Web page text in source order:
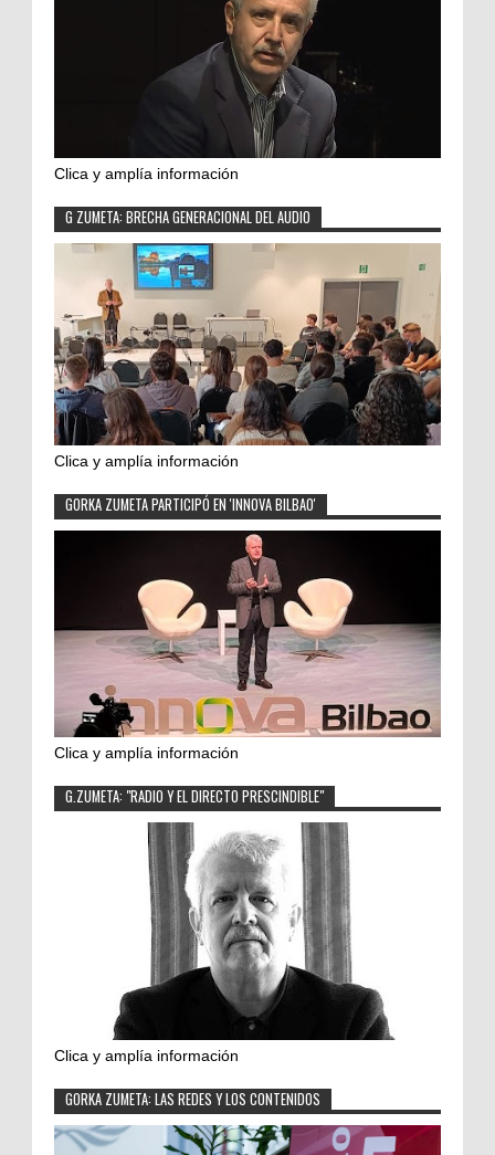
Clica y amplía información
G ZUMETA: BRECHA GENERACIONAL DEL AUDIO
Clica y amplía información
GORKA ZUMETA PARTICIPÓ EN 'INNOVA BILBAO'
Clica y amplía información
G.ZUMETA: "RADIO Y EL DIRECTO PRESCINDIBLE"
Clica y amplía información
GORKA ZUMETA: LAS REDES Y LOS CONTENIDOS